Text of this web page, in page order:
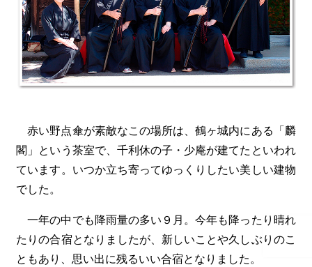
赤い野点傘が素敵なこの場所は、鶴ヶ城内にある「麟
閣」という茶室で、千利休の子・少庵が建てたといわれ
ています。いつか立ち寄ってゆっくりしたい美しい建物
でした。
一年の中でも降雨量の多い９月。今年も降ったり晴れ
たりの合宿となりましたが、新しいことや久しぶりのこ
ともあり、思い出に残るいい合宿となりました。